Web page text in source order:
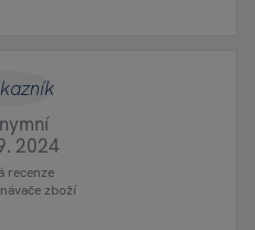
2024
recenze
zboží